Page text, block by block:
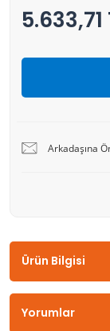
5.633,71
Arkadaşına
Ürün Bilgisi
Yorumlar